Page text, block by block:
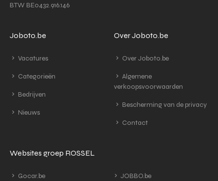
BTW BE0432.916.146
Joboto.be
Vacatures
Categorieën
Bedrijven
Nieuws
Over Joboto.be
Over Joboto.be
Algemene
verkoopsvoorwaarden
Bescherming van de privacy
Contact
Websites groep ROSSEL
Gocar.be JOBBO.be